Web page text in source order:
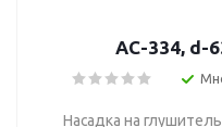
AC-334, d-
Насадка на